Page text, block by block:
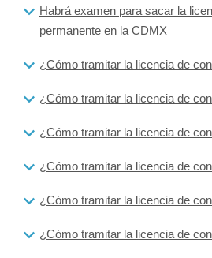
Habrá examen para sacar la
permanente en la CDMX
¿Cómo tramitar la licencia de
¿Cómo tramitar la licencia de
¿Cómo tramitar la licencia de
¿Cómo tramitar la licencia de
¿Cómo tramitar la licencia de
¿Cómo tramitar la licencia de